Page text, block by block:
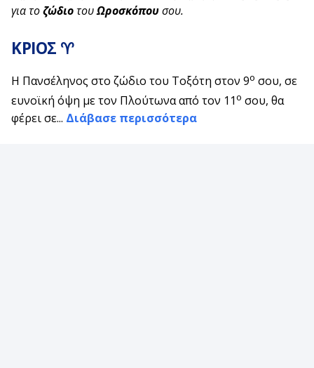
για τοζώδιοτουΩροσκόπουσου.
ΚΡΙΟΣ ♈
Η Πανσέληνος στο ζώδιο του Τοξότη στον 9ο σου, σε
ευνοϊκή όψη με τον Πλούτωνα από τον 11ο σου, θα
φέρει σε... Διάβασε περισσότερα